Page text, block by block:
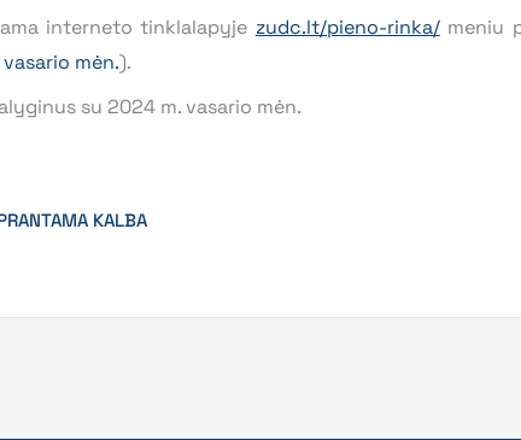
interneto tinklalapyje zudc.lt/pieno-rinka/meniu
mėn.).
su 2024 m. vasario mėn.
KALBA